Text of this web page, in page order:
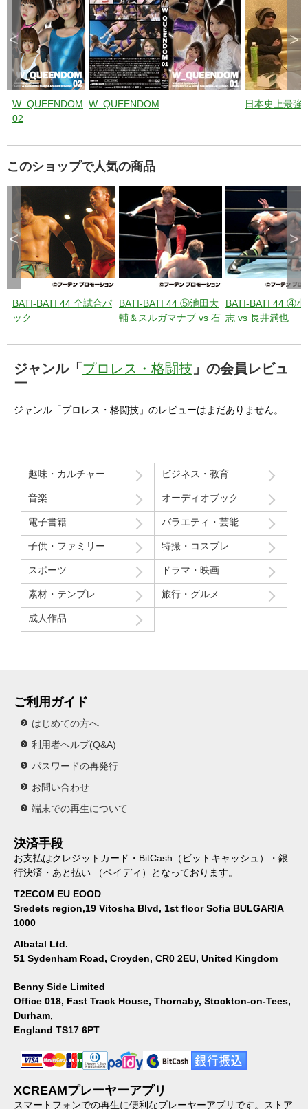
W_QUEENDOM
02
W_QUEENDOM 日本史上最強
< >
このショップで人気の商品
BATI-BATI 44 全試合パ
ック
BATI-BATI 44 ⑤池田大
輔＆スルガマナブ vs 石
BATI-BATI 44 ④小
志 vs 長井満也
< >
ジャンル「 プロレス・格闘技 」の会員レビュ
ー
ジャンル「プロレス・格闘技」のレビューはまだありません。
趣味・カルチャー ビジネス・教育
音楽 オーディオブック
電子書籍 バラエティ・芸能
子供・ファミリー 特撮・コスプレ
スポーツ ドラマ・映画
素材・テンプレ 旅行・グルメ
成人作品
ご利用ガイド
はじめての方へ
利用者ヘルプ(Q&A)
パスワードの再発行
お問い合わせ
端末での再生について
決済手段
お支払はクレジットカード・BitCash（ビットキャッシュ）・銀
行決済・あと払い （ペイディ）となっております。
T2ECOM EU EOOD
Sredets region,19 Vitosha Blvd, 1st floor Sofia BULGARIA
1000
Albatal Ltd.
51 Sydenham Road, Croyden, CR0 2EU, United Kingdom
Benny Side Limited
Office 018, Fast Track House, Thornaby, Stockton-on-Tees,
Durham,
England TS17 6PT
XCREAMプレーヤーアプリ
スマートフォンでの再生に便利なプレーヤーアプリです。ストア